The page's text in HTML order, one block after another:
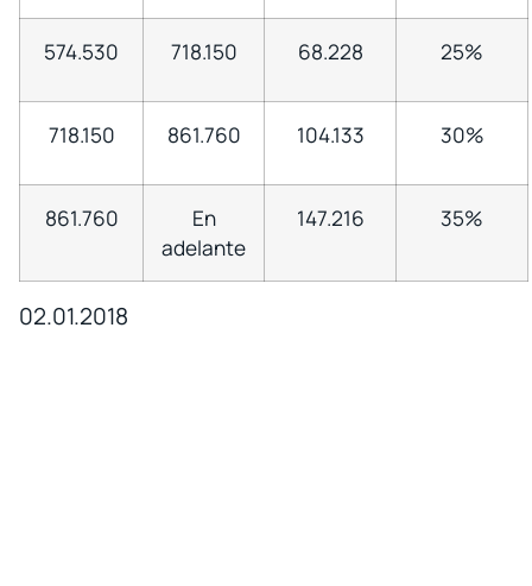
574.530 718.150 68.228 25%
718.150 861.760 104.133 30%
861.760
En
adelante
147.216 35%
02.01.2018